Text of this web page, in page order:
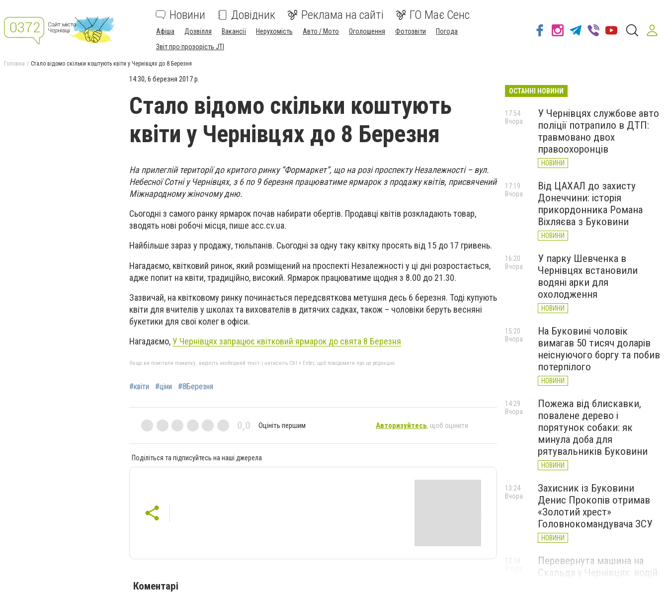
Новини Довідник Реклама на сайті ГО Має Сенс
Афіша Дозвілля Вакансії Нерухомість Авто / Мото Оголошення Фотозвіти
Погода
Звіт про прозорість JTI
Головна Стало відомо скільки коштують квіти у Чернівцях до 8 Березня
14:30, 6 березня 2017 р.
Стало відомо скільки коштують
квіти у Чернівцях до 8 Березня
На прилеглій території до критого ринку “Формаркет”, що на розі проспекту Незалежності – вул.
Небесної Сотні у Чернівцях, з 6 по 9 березня працюватиме ярмарок з продажу квітів, присвячений
Міжнародному жіночому дню.
Сьогодні з самого ранку ярмарок почав набирати обертів. Продавці квітів розкладають товар,
зводять нові робочі місця, пише acc.cv.ua.
Найбільше зараз у продажу, тюльпанів. Сьогодні за одну таку квітку просять від 15 до 17 гривень.
Нагадаємо, квітковий ринок, який розміщений на проспекті Незалежності у ці дні розростається,
адже попит на квіти, традиційно, високий. Ярмарок працюватиме щодня з 8.00 до 21.30.
Зазвичай, на квітковому ринку починається передсвяткова метушня десь 6 березня. Тоді купують
квіти для вчителів у школах та вихователів в дитячих садках, також – чоловіки беруть весняні
букетики для свої колег в офіси.
Нагадаємо,У Чернівцях запрацює квітковий ярмарок до свята 8 Березня
Якщо ви помітили помилку, виділіть необхідний текст і натисніть Ctrl + Enter, щоб повідомити про це редакцію
#квіти #ціни #8Березня
0,0 Оцініть першим Авторизуйтесь, щоб оцінити
Поділіться та підписуйтесь на наші джерела
Коментарі
ОСТАННІ НОВИНИ
У Чернівцях службове авто
поліції потрапило в ДТП:
травмовано двох
правоохоронців
НОВИНИ
17:54
Вчора
Від ЦАХАЛ до захисту
Донеччини: історія
прикордонника Романа
Віхляєва з Буковини
НОВИНИ
17:19
Вчора
У парку Шевченка в
Чернівцях встановили
водяні арки для
охолодження
НОВИНИ
16:20
Вчора
На Буковині чоловік
вимагав 50 тисяч доларів
неіснуючого боргу та побив
потерпілого
НОВИНИ
15:20
Вчора
Пожежа від блискавки,
повалене дерево і
порятунок собаки: як
минула доба для
рятувальників Буковини
НОВИНИ
14:29
Вчора
Захисник із Буковини
Денис Прокопів отримав
«Золотий хрест»
Головнокомандувача ЗСУ
НОВИНИ
13:24
Вчора
Перевернута машина на
Скальда у Чернівцях: водій
12:18